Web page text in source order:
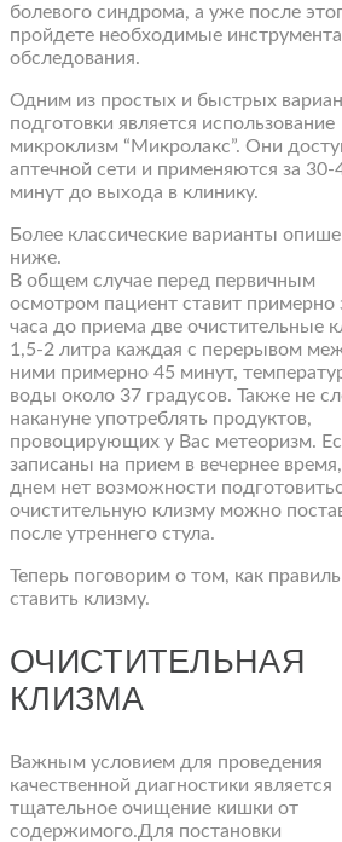
болевого синдрома, а уже после
пройдете необходимые
обследования.
Одним из простых и быстрых
подготовки является использование
микроклизм “Микролакс”. Они
аптечной сети и применяются за 30-
минут до выхода в клинику.
Более классические варианты
ниже.
В общем случае перед первичным
осмотром пациент ставит примерно
часа до приема две очистительные
1,5-2 литра каждая с перерывом
ними примерно 45 минут,
воды около 37 градусов. Также не
накануне употреблять продуктов,
провоцирующих у Вас метеоризм.
записаны на прием в вечернее
днем нет возможности
очистительную клизму можно
после утреннего стула.
Теперь поговорим о том, как
ставить клизму.
ОЧИСТИТЕЛЬНАЯ
КЛИЗМА
Важным условием для проведения
качественной диагностики является
тщательное очищение кишки от
содержимого.Для постановки